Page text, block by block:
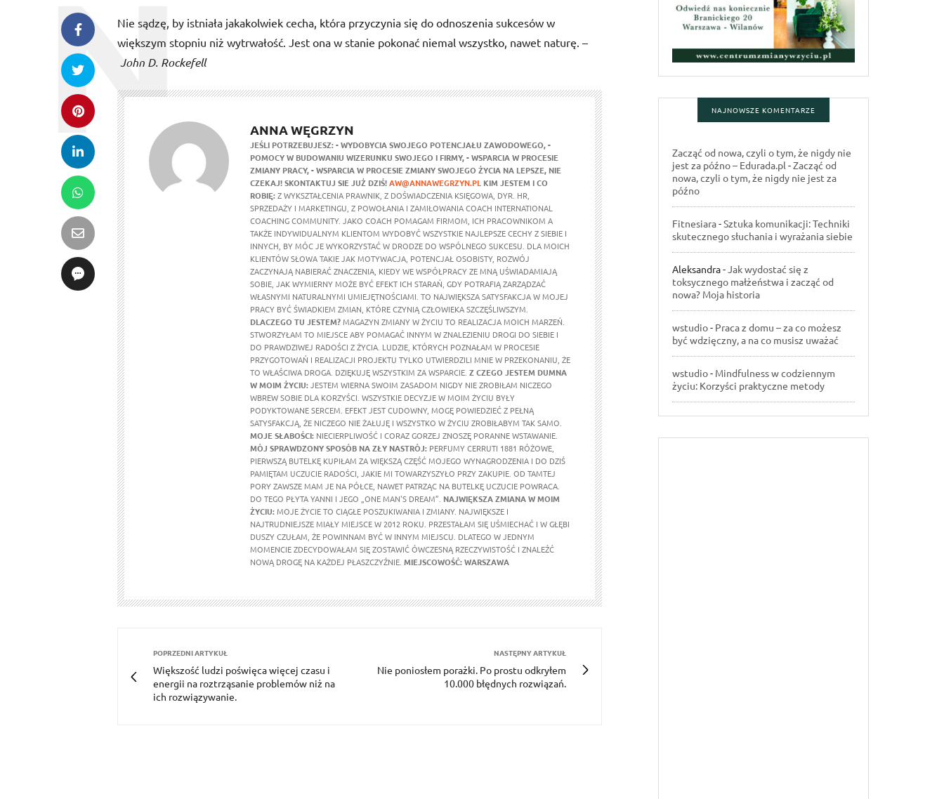
Nie sądzę, by istniała jakakolwiek cecha, która przyczynia się do odnoszenia sukcesów w
większym stopniu niż wytrwałość. Jest ona w stanie pokonać niemal wszystko, nawet naturę. –
John D. Rockefell
ANNA WĘGRZYN
JEŚLI POTRZEBUJESZ:- WYDOBYCIA SWOJEGO POTENCJAŁU ZAWODOWEGO,-
POMOCY W BUDOWANIU WIZERUNKU SWOJEGO I FIRMY,- WSPARCIA W PROCESIE
ZMIANY PRACY,- WSPARCIA W PROCESIE ZMIANY SWOJEGO ŻYCIA NA LEPSZE, NIE
CZEKAJ! SKONTAKTUJ SIE JUŻ DZIŚ!AW@ANNAWEGRZYN.PL KIM JESTEM I CO
ROBIĘ:Z WYKSZTAŁCENIA PRAWNIK, Z DOŚWIADCZENIA KSIĘGOWA, DYR. HR,
SPRZEDAŻY I MARKETINGU, Z POWOŁANIA I ZAMIŁOWANIA COACH INTERNATIONAL
COACHING COMMUNITY. JAKO COACH POMAGAM FIRMOM, ICH PRACOWNIKOM A
TAKŻE INDYWIDUALNYM KLIENTOM WYDOBYĆ WSZYSTKIE NAJLEPSZE CECHY Z SIEBIE I
INNYCH, BY MÓC JE WYKORZYSTAĆ W DRODZE DO WSPÓLNEGO SUKCESU. DLA MOICH
KLIENTÓW SŁOWA TAKIE JAK MOTYWACJA, POTENCJAŁ OSOBISTY, ROZWÓJ
ZACZYNAJĄ NABIERAĆ ZNACZENIA, KIEDY WE WSPÓŁPRACY ZE MNĄ UŚWIADAMIAJĄ
SOBIE, JAK WYMIERNY MOŻE BYĆ EFEKT ICH STARAŃ, GDY POTRAFIĄ ZARZĄDZAĆ
WŁASNYMI NATURALNYMI UMIEJĘTNOŚCIAMI. TO NAJWIĘKSZA SATYSFAKCJA W MOJEJ
PRACY BYĆ ŚWIADKIEM ZMIAN, KTÓRE CZYNIĄ CZŁOWIEKA SZCZĘŚLIWSZYM.
DLACZEGO TU JESTEM?MAGAZYN ZMIANY W ŻYCIU TO REALIZACJA MOICH MARZEŃ.
STWORZYŁAM TO MIEJSCE ABY POMAGAĆ INNYM W ZNALEZIENIU DROGI DO SIEBIE I
DO PRAWDZIWEJ RADOŚCI Z ŻYCIA. LUDZIE, KTÓRYCH POZNAŁAM W PROCESIE
PRZYGOTOWAŃ I REALIZACJI PROJEKTU TYLKO UTWIERDZILI MNIE W PRZEKONANIU, ŻE
TO WŁAŚCIWA DROGA. DZIĘKUJĘ WSZYSTKIM ZA WSPARCIE. Z CZEGO JESTEM DUMNA
W MOIM ŻYCIU:JESTEM WIERNA SWOIM ZASADOM NIGDY NIE ZROBIŁAM NICZEGO
WBREW SOBIE DLA KORZYŚCI. WSZYSTKIE DECYZJE W MOIM ŻYCIU BYŁY
PODYKTOWANE SERCEM. EFEKT JEST CUDOWNY, MOGĘ POWIEDZIEĆ Z PEŁNĄ
SATYSFAKCJĄ, ŻE NICZEGO NIE ŻAŁUJĘ I WSZYSTKO W ŻYCIU ZROBIŁABYM TAK SAMO.
MOJE SŁABOŚCI: NIECIERPLIWOŚĆ I CORAZ GORZEJ ZNOSZĘ PORANNE WSTAWANIE.
MÓJ SPRAWDZONY SPOSÓB NA ZŁY NASTRÓJ: PERFUMY CERRUTI 1881 RÓŻOWE,
PIERWSZĄ BUTELKĘ KUPIŁAM ZA WIĘKSZĄ CZĘŚĆ MOJEGO WYNAGRODZENIA I DO DZIŚ
PAMIĘTAM UCZUCIE RADOŚCI, JAKIE MI TOWARZYSZYŁO PRZY ZAKUPIE. OD TAMTEJ
PORY ZAWSZE MAM JE NA PÓŁCE, NAWET PATRZĄC NA BUTELKĘ UCZUCIE POWRACA.
DO TEGO PŁYTA YANNI I JEGO „ONE MAN'S DREAM”. NAJWIĘKSZA ZMIANA W MOIM
ŻYCIU:MOJE ŻYCIE TO CIĄGŁE POSZUKIWANIA I ZMIANY. NAJWIĘKSZE I
NAJTRUDNIEJSZE MIAŁY MIEJSCE W 2012 ROKU. PRZESTAŁAM SIĘ UŚMIECHAĆ I W GŁĘBI
DUSZY CZUŁAM, ŻE POWINNAM BYĆ W INNYM MIEJSCU. DLATEGO W JEDNYM
MOMENCIE ZDECYDOWAŁAM SIĘ ZOSTAWIĆ ÓWCZESNĄ RZECZYWISTOŚĆ I ZNALEŹĆ
NOWĄ DROGĘ NA KAŻDEJ PŁASZCZYŹNIE. MIEJSCOWOŚĆ: WARSZAWA
POPRZEDNI ARTYKUŁ
Większość ludzi poświęca więcej czasu i
energii na roztrząsanie problemów niż na
ich rozwiązywanie.
NASTĘPNY ARTYKUŁ
Nie poniosłem porażki. Po prostu odkryłem
10.000 błędnych rozwiązań.
NAJNOWSZE KOMENTARZE
Zacząć od nowa, czyli o tym, że nigdy nie
jest za późno – Edurada.pl -Zacząć od
nowa, czyli o tym, że nigdy nie jest za
późno
Fitnesiara-Sztuka komunikacji: Techniki
skutecznego słuchania i wyrażania siebie
Aleksandra-Jak wydostać się z
toksycznego małżeństwa i zacząć od
nowa? Moja historia
wstudio- Praca z domu – za co możesz
być wdzięczny, a na co musisz uważać
wstudio- Mindfulness w codziennym
życiu: Korzyści praktyczne metody